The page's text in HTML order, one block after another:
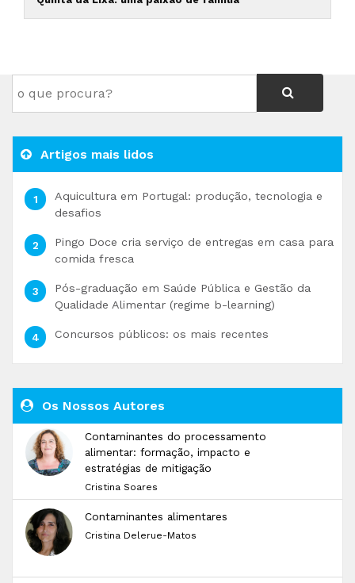
Artigos mais lidos
Aquicultura em Portugal: produção, tecnologia e
desafios
Pingo Doce cria serviço de entregas em casa para
comida fresca
Pós-graduação em Saúde Pública e Gestão da
Qualidade Alimentar (regime b-learning)
Concursos públicos: os mais recentes
Os Nossos Autores
Contaminantes do processamento
alimentar: formação, impacto e
estratégias de mitigação
Cristina Soares
Contaminantes alimentares
Cristina Delerue-Matos